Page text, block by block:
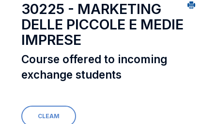
30225 - MARKETING
DELLE PICCOLE E MEDIE
IMPRESE
Course offered to incoming
exchange students
CLEAM